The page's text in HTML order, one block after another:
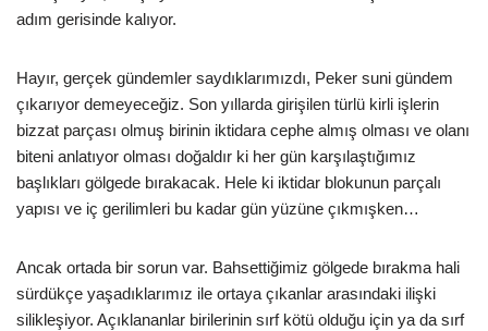
adım gerisinde kalıyor.
Hayır, gerçek gündemler saydıklarımızdı, Peker suni gündem
çıkarıyor demeyeceğiz. Son yıllarda girişilen türlü kirli işlerin
bizzat parçası olmuş birinin iktidara cephe almış olması ve olanı
biteni anlatıyor olması doğaldır ki her gün karşılaştığımız
başlıkları gölgede bırakacak. Hele ki iktidar blokunun parçalı
yapısı ve iç gerilimleri bu kadar gün yüzüne çıkmışken…
Ancak ortada bir sorun var. Bahsettiğimiz gölgede bırakma hali
sürdükçe yaşadıklarımız ile ortaya çıkanlar arasındaki ilişki
silikleşiyor. Açıklananlar birilerinin sırf kötü olduğu için ya da sırf